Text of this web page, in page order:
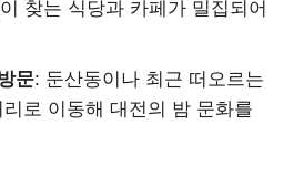
찾는 식당과 카페가 밀집되어
문: 둔산동이나 최근 떠오르는
로 이동해 대전의 밤 문화를